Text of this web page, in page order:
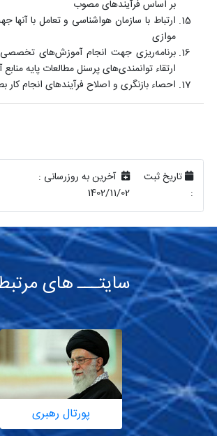
بر اساس فرآیندهای مصوب
ارتباط با سازمان هواشناسی و تعامل با
موازی
برنامه‌ریزی جهت انجام آموز‌ش‌های تخصصی
ارتقاء توانمندی‌های پرسنل مطالعات پایه
احصاء بازنگری و اصلاح فرآیندهای انجام کار
تاریخ ثبت
:
آخرین به روزرسانی :
1402/11/02
سایتـــ های
پورتال رهبری